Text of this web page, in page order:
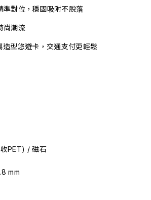
準對位，穩固吸附不脫落
尚潮流
造型悠遊卡，交通支付更輕鬆
PET) / 磁石
mm